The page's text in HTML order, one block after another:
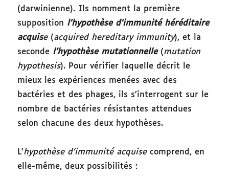
(darwinienne). Ils nomment la première
supposition l’hypothèse d’immunité héréditaire
acquise (acquired hereditary immunity), et la
seconde l’hypothèse mutationnelle(mutation
hypothesis). Pour vérifier laquelle décrit le
mieux les expériences menées avec des
bactéries et des phages, ils s’interrogent sur le
nombre de bactéries résistantes attendues
selon chacune des deux hypothèses.
L’hypothèse d’immunité acquisecomprend, en
elle-même, deux possibilités :